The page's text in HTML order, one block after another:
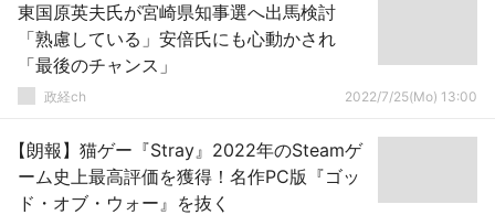
東国原英夫氏が宮崎県知事選へ出馬検討
「熟慮している」安倍氏にも心動かされ
「最後のチャンス」
政経ch 2022/7/25(Mo) 13:00
【朗報】猫ゲー『Stray』2022年のSteamゲ
ーム史上最高評価を獲得！名作PC版『ゴッ
ド・オブ・ウォー』を抜く